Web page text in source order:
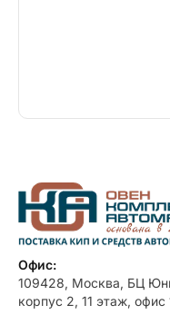
Офис:
109428, Москва, БЦ
корпус 2, 11 этаж, офис